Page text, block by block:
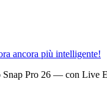
ancora più intelligente!
Snap Pro 26 — con Live